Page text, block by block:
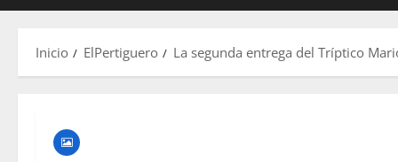
Inicio ElPertiguero La segunda entrega del Tríptico